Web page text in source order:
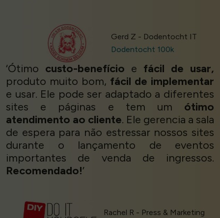
Gerd Z - Dodentocht IT
Dodentocht 100k
‘Ótimo custo-benefício e fácil de usar,
produto muito bom, fácil de implementar
e usar. Ele pode ser adaptado a diferentes
sites e páginas e tem um ótimo
atendimento ao cliente. Ele gerencia a sala
de espera para não estressar nossos sites
durante o lançamento de eventos
importantes de venda de ingressos.
Recomendado!’
Rachel R - Press & Marketing